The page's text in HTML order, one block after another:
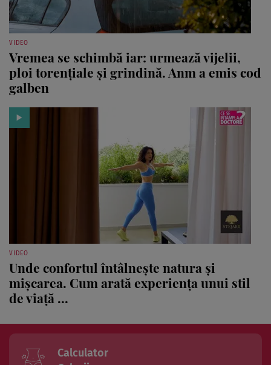
VIDEO
Vremea se schimbă iar: urmează vijelii,
ploi torențiale și grindină. Anm a emis cod
galben
VIDEO
Unde confortul întâlnește natura și
mișcarea. Cum arată experiența unui stil
de viață ...
Calculator